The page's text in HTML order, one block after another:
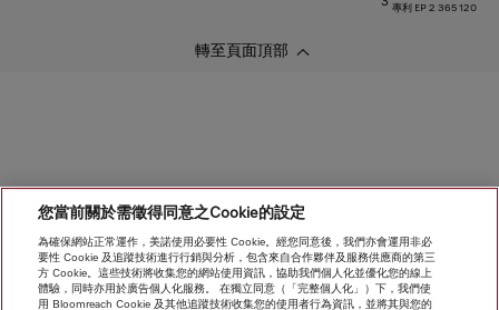
專利 EP 2 365 120
轉至頁面頂部
您當前關於需徵得同意之Cookie的設定
為確保網站正常運作，美諾使用必要性 Cookie。經您同意後，我們亦會運用非必
要性 Cookie 及追蹤技術進行行銷與分析，包含來自合作夥伴及服務供應商的第三
方 Cookie。這些技術將收集您的網站使用資訊，協助我們個人化並優化您的線上
體驗，同時亦用於廣告個人化服務。 在獨立同意（「完整個人化」）下，我們使
用 Bloomreach Cookie 及其他追蹤技術收集您的使用者行為資訊，並將其與您的